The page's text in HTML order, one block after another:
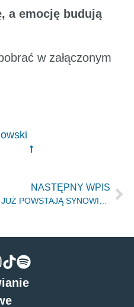
a emocję budują
w załączonym
NASTĘPNY WPIS
JUŻ POWSTAJĄ SYNOWIE JUTRZENKI – Łódź, 18.08.2018 r.